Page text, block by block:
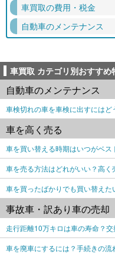
車買取の費用・税金
自動車のメンテナンス
車買取 カテゴリ別おすすめ
自動車のメンテナンス
車検切れの車を車検に出すには
車を高く売る
車を買い替える時期はいつがベ
車を売る方法はどれがいい？高
車を買ったばかりでも買い替え
事故車・訳あり車の売却
走行距離10万キロは車の寿命？
車を廃車にするには？手続きの